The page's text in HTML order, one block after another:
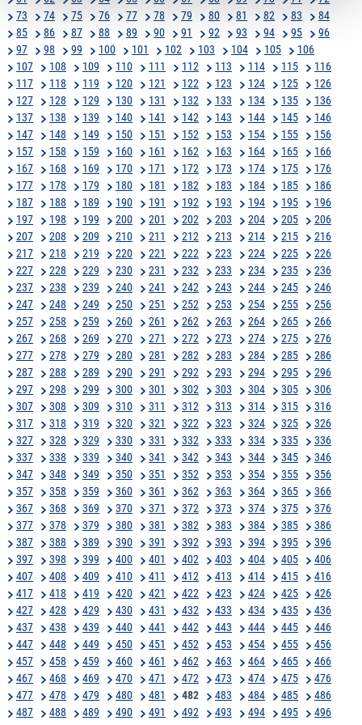
73
74 75 76 77 78 79 80 81 82 83
84
85
86 87 88 89 90 91 92 93 94 95
96
97
98 99 100 101 102 103 104 105
106
107
108 109 110 111 112 113 114 115
116
117
118 119 120 121 122 123 124 125
126
127
128 129 130 131 132 133 134 135
136
137
138 139 140 141 142 143 144 145
146
147
148 149 150 151 152 153 154 155
156
157
158 159 160 161 162 163 164 165
166
167
168 169 170 171 172 173 174 175
176
177
178 179 180 181 182 183 184 185
186
187
188 189 190 191 192 193 194 195
196
197
198 199 200 201 202 203 204 205
206
207
208 209 210 211 212 213 214 215
216
217
218 219 220 221 222 223 224 225
226
227
228 229 230 231 232 233 234 235
236
237
238 239 240 241 242 243 244 245
246
247
248 249 250 251 252 253 254 255
256
257
258 259 260 261 262 263 264 265
266
267
268 269 270 271 272 273 274 275
276
277
278 279 280 281 282 283 284 285
286
287
288 289 290 291 292 293 294 295
296
297
298 299 300 301 302 303 304 305
306
307
308 309 310 311 312 313 314 315
316
317
318 319 320 321 322 323 324 325
326
327
328 329 330 331 332 333 334 335
336
337
338 339 340 341 342 343 344 345
346
347
348 349 350 351 352 353 354 355
356
357
358 359 360 361 362 363 364 365
366
367
368 369 370 371 372 373 374 375
376
377
378 379 380 381 382 383 384 385
386
387
388 389 390 391 392 393 394 395
396
397
398 399 400 401 402 403 404 405
406
407
408 409 410 411 412 413 414 415
416
417
418 419 420 421 422 423 424 425
426
427
428 429 430 431 432 433 434 435
436
437
438 439 440 441 442 443 444 445
446
447
448 449 450 451 452 453 454 455
456
457
458 459 460 461 462 463 464 465
466
467
468 469 470 471 472 473 474 475
476
477
478 479 480 481 482 483 484 485
486
487
488 489 490 491 492 493 494 495
496